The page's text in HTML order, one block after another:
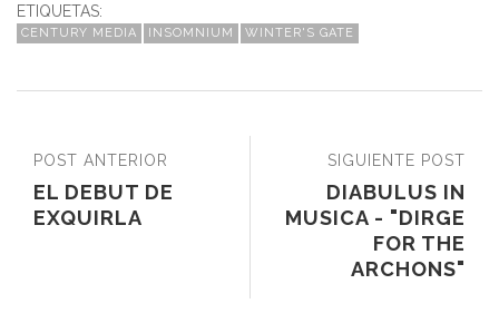
ETIQUETAS:
CENTURY MEDIA INSOMNIUM WINTER'S GATE
SIGUIENTE POST
DIABULUS IN
MUSICA - "DIRGE
FOR THE
ARCHONS"
POST ANTERIOR
EL DEBUT DE
EXQUIRLA